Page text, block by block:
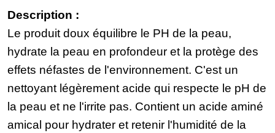
Description :
Le produit doux équilibre le PH de la peau,
hydrate la peau en profondeur et la protège des
effets néfastes de l'environnement. C'est un
nettoyant légèrement acide qui respecte le pH de
la peau et ne l'irrite pas. Contient un acide aminé
amical pour hydrater et retenir l'humidité de la